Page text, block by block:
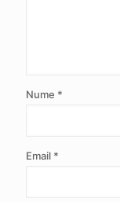
Nume *
Email *